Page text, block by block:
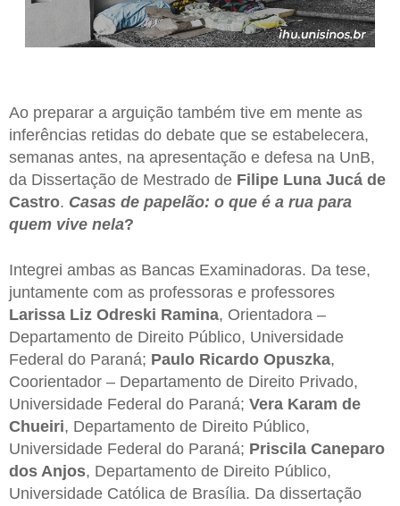
Ao preparar a arguição também tive em mente as
inferências retidas do debate que se estabelecera,
semanas antes, na apresentação e defesa na UnB,
da Dissertação de Mestrado de Filipe Luna Jucá de
Castro. Casas de papelão: o que é a rua para
quem vive nela?
Integrei ambas as Bancas Examinadoras. Da tese,
juntamente com as professoras e professores
Larissa Liz Odreski Ramina, Orientadora –
Departamento de Direito Público, Universidade
Federal do Paraná; Paulo Ricardo Opuszka,
Coorientador – Departamento de Direito Privado,
Universidade Federal do Paraná; Vera Karam de
Chueiri, Departamento de Direito Público,
Universidade Federal do Paraná; Priscila Caneparo
dos Anjos, Departamento de Direito Público,
Universidade Católica de Brasília. Da dissertação